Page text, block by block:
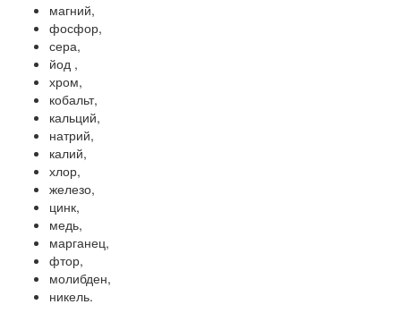
магний,
фосфор,
сера,
йод ,
хром,
кобальт,
кальций,
натрий,
калий,
хлор,
железо,
цинк,
медь,
марганец,
фтор,
молибден,
никель.